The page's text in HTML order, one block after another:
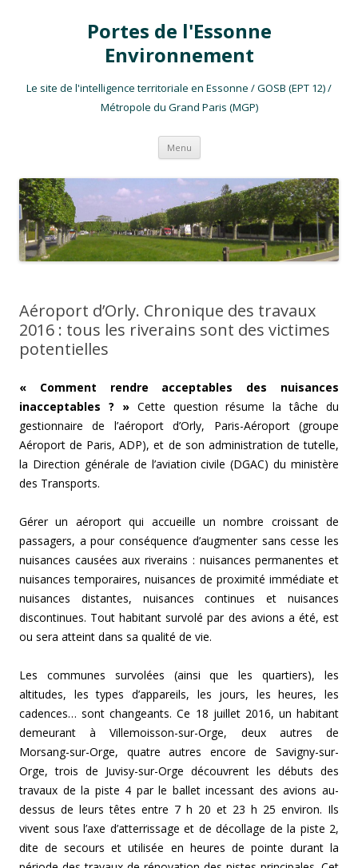
Portes de l'Essonne
Environnement
Le site de l'intelligence territoriale en Essonne / GOSB (EPT 12) /
Métropole du Grand Paris (MGP)
Menu Aller au contenu
Aéroport d’Orly. Chronique des travaux
2016 : tous les riverains sont des victimes
potentielles
« Comment rendre acceptables des nuisances
inacceptables ? »Cette question résume la tâche du
gestionnaire de l’aéroport d’Orly, Paris-Aéroport (groupe
Aéroport de Paris, ADP), et de son administration de tutelle,
la Direction générale de l’aviation civile (DGAC) du ministère
des Transports.
Gérer un aéroport qui accueille un nombre croissant de
passagers, a pour conséquence d’augmenter sans cesse les
nuisances causées aux riverains : nuisances permanentes et
nuisances temporaires, nuisances de proximité immédiate et
nuisances distantes, nuisances continues et nuisances
discontinues. Tout habitant survolé par des avions a été, est
ou sera atteint dans sa qualité de vie.
Les communes survolées (ainsi que les quartiers), les
altitudes, les types d’appareils, les jours, les heures, les
cadences… sont changeants. Ce 18 juillet 2016, un habitant
demeurant à Villemoisson-sur-Orge, deux autres de
Morsang-sur-Orge, quatre autres encore de Savigny-sur-
Orge, trois de Juvisy-sur-Orge découvrent les débuts des
travaux de la piste 4 par le ballet incessant des avions au-
dessus de leurs têtes entre 7 h 20 et 23 h 25 environ. Ils
vivent sous l’axe d’atterrissage et de décollage de la piste 2,
dite de secours et utilisée en heures de pointe durant la